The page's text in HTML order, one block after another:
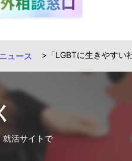
ニュース 「LGBTに生きやす
就活サイトで